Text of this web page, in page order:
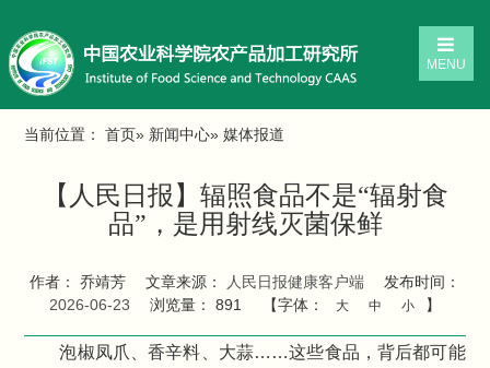
MENU
当前位置：首页» 新闻中心» 媒体报道
【人民日报】辐照食品不是“辐射食
品”，是用射线灭菌保鲜
作者： 乔靖芳 文章来源： 人民日报健康客户端
发布时间：
2026-06-23
浏览量： 891 【字体： 大 中 小 】
泡椒凤爪、香辛料、大蒜……这些食品，背后都可能